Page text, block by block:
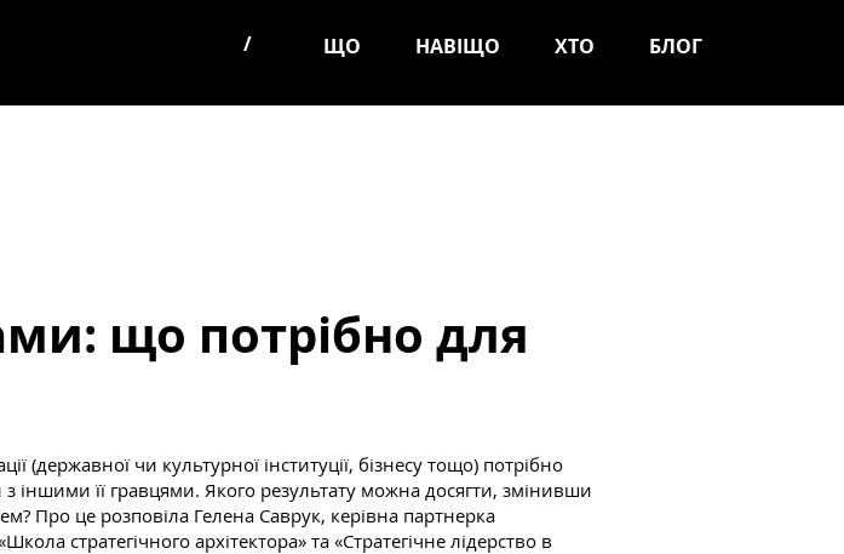
/ ЩО НАВІЩО ХТО БЛОГ
що потрібно для
(державної чи культурної інституції, бізнесу тощо) потрібно
іншими її гравцями. Якого результату можна досягти, змінивши
Про це розповіла Гелена Саврук, керівна партнерка
стратегічного архітектора» та «Стратегічне лідерство в